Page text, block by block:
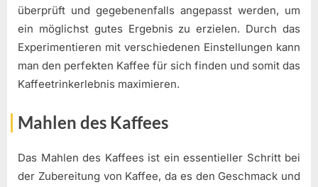
überprüft und gegebenenfalls angepasst werden, um
ein möglichst gutes Ergebnis zu erzielen. Durch das
Experimentieren mit verschiedenen Einstellungen kann
man den perfekten Kaffee für sich finden und somit das
Kaffeetrinkerlebnis maximieren.
Mahlen des Kaffees
Das Mahlen des Kaffees ist ein essentieller Schritt bei
der Zubereitung von Kaffee, da es den Geschmack und